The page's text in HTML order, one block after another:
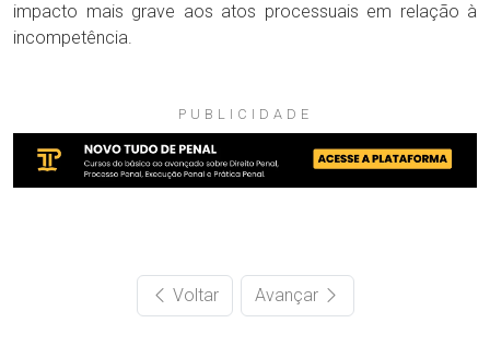
impacto mais grave aos atos processuais em relação à
incompetência.
PUBLICIDADE
Voltar Avançar